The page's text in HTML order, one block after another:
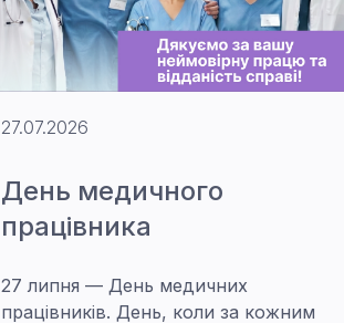
27.07.2026
День медичного
працівника
27 липня — День медичних
працівників. День, коли за кожним